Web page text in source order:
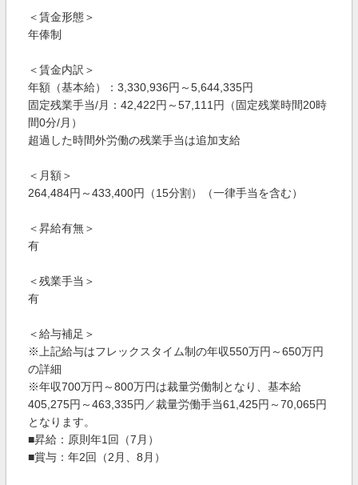
＜賃金形態＞
年俸制
＜賃金内訳＞
年額（基本給）：3,330,936円～5,644,335円
固定残業手当/月：42,422円～57,111円（固定残業時間20時
間0分/月）
超過した時間外労働の残業手当は追加支給
＜月額＞
264,484円～433,400円（15分割）（一律手当を含む）
＜昇給有無＞
有
＜残業手当＞
有
＜給与補足＞
※上記給与はフレックスタイム制の年収550万円～650万円
の詳細
※年収700万円～800万円は裁量労働制となり、基本給
405,275円～463,335円／裁量労働手当61,425円～70,065円
となります。
■昇給：原則年1回（7月）
■賞与：年2回（2月、8月）